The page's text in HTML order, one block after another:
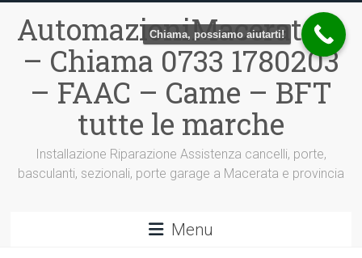
contenuto
AutomazioniMacerata.it
– Chiama 0733 1780203
– FAAC – Came – BFT
tutte le marche
Installazione Riparazione Assistenza cancelli, porte,
basculanti, sezionali, porte garage a Macerata e provincia
Menu
Chiama, possiamo aiutarti!